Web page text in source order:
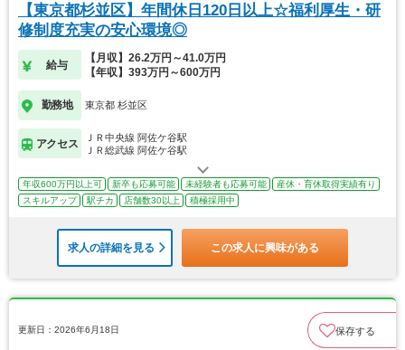
【東京都杉並区】年間休日120日以上☆福利厚生・研
修制度充実の安心環境◎
給与
【月収】26.2万円～41.0万円
【年収】393万円～600万円
勤務地 東京都 杉並区
アクセス
ＪＲ中央線 阿佐ケ谷駅
ＪＲ総武線 阿佐ケ谷駅
年収600万円以上可 新卒も応募可能 未経験者も応募可能
産休・育休取得実績有り
スキルアップ
駅チカ 店舗数30以上 積極採用中
求人の詳細を見る この求人に興味がある
更新日：2026年6月18日 保存する